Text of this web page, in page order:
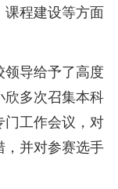
程建设等方面
导给予了高度
欣多次召集本科
工作会议，对
并对参赛选手